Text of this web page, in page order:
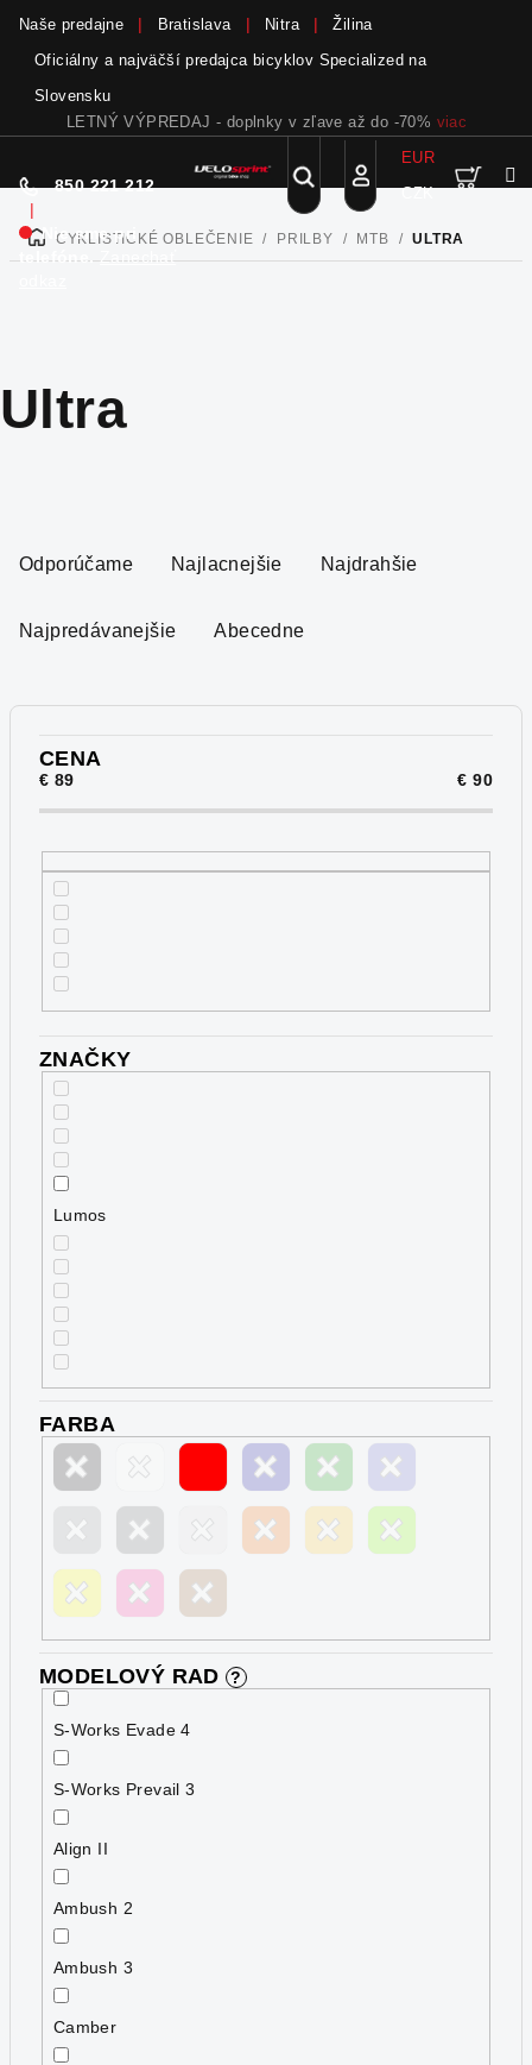
obsah
Naše predajne Bratislava Nitra
Žilina
Oficiálny a najväčší predajca bicyklov Specialized na
Slovensku
LETNÝ VÝPREDAJ - doplnky v zľave až do -70% viac
850 221 212
|
Nie sme pri
telefóne.Zanechať
Hľadať
Prihlásenie
EUR
CZK
DOMOVCYKLISTICKÉ OBLEČENIE / PRILBY / MTB / ULTRA
Ultra
Odporúčame Najlacnejšie Najdrahšie
Najpredávanejšie Abecedne
CENA
€ 89 €90
ZNAČKY
Lumos
FARBA
MODELOVÝ RAD ?
S-Works Evade 4
S-Works Prevail 3
Align II
Ambush 2
Ambush 3
Camber